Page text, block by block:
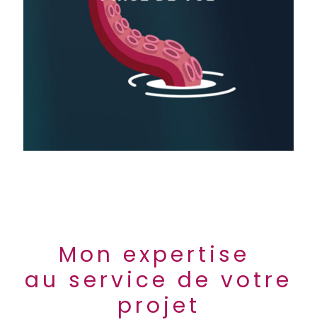
Mon expertise
au service de votre
projet